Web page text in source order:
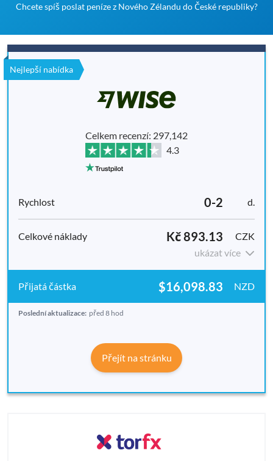
Chcete spíš poslat peníze z Nového Zélandu do České republiky?
Nejlepší nabídka
Celkem recenzí: 297,142
4.3
0-2 d.
Kč 893.13
CZK
ukázat více
$16,098.83 NZD
Poslední aktualizace: před 8 hod
Přejít na stránku